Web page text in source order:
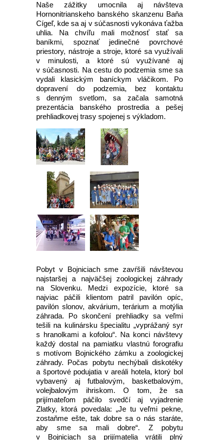
Naše zážitky umocnila aj návšteva
Hornonitrianskeho banského skanzenu Baňa
Cígeľ, kde sa aj v súčasnosti vykonáva ťažba
uhlia. Na chvíľu mali možnosť stať sa
baníkmi, spoznať jedinečné povrchové
priestory, nástroje a stroje, ktoré sa využívali
v minulosti, a ktoré sú využívané aj
v súčasnosti. Na cestu do podzemia sme sa
vydali klasickým baníckym vláčikom. Po
dopravení do podzemia, bez kontaktu
s denným svetlom, sa začala samotná
prezentácia banského prostredia a pešej
prehliadkovej trasy spojenej s výkladom.
Pobyt v Bojniciach sme zavŕšili návštevou
najstaršej a najväčšej zoologickej záhrady
na Slovenku. Medzi expozície, ktoré sa
najviac páčili klientom patril pavilón opíc,
pavilón slonov, akvárium, terárium a motýlia
záhrada. Po skončení prehliadky sa veľmi
tešili na kulinársku špecialitu „vyprážaný syr
s hranolkami a kofolou“. Na konci návštevy
každý dostal na pamiatku vlastnú forografiu
s motívom Bojnického zámku a zoologickej
záhrady. Počas pobytu nechýbali diskotéky
a športové podujatia v areáli hotela, ktorý bol
vybavený aj futbalovým, basketbalovým,
volejbalovým ihriskom. O tom, že sa
prijímateľom páčilo svedčí aj vyjadrenie
Zlatky, ktorá povedala: „Je tu veľmi pekne,
zostaňme ešte, tak dobre sa o nás staráte,
aby sme sa mali dobre“. Z pobytu
v Bojniciach sa prijímatelia vrátili plný